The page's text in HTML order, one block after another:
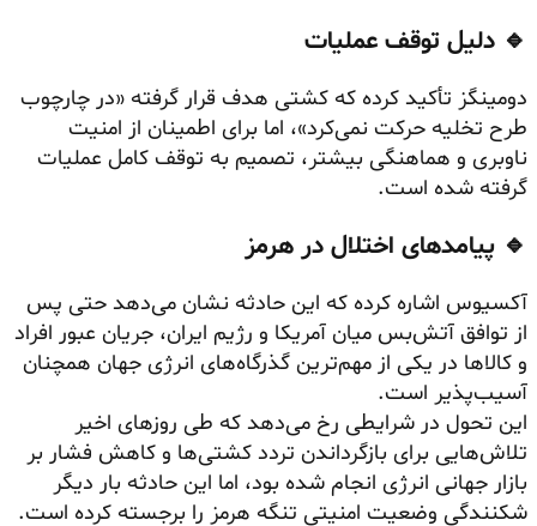
🔹 دلیل توقف عملیات
دومینگز تأکید کرده که کشتی هدف قرار گرفته «در چارچوب
طرح تخلیه حرکت نمی‌کرد»، اما برای اطمینان از امنیت
ناوبری و هماهنگی بیشتر، تصمیم به توقف کامل عملیات
گرفته شده است.
🔹 پیامدهای اختلال در هرمز
آکسیوس اشاره کرده که این حادثه نشان می‌دهد حتی پس
از توافق آتش‌بس میان آمریکا و رژیم ایران، جریان عبور افراد
و کالاها در یکی از مهم‌ترین گذرگاه‌های انرژی جهان همچنان
آسیب‌پذیر است.
این تحول در شرایطی رخ می‌دهد که طی روزهای اخیر
تلاش‌هایی برای بازگرداندن تردد کشتی‌ها و کاهش فشار بر
بازار جهانی انرژی انجام شده بود، اما این حادثه بار دیگر
شکنندگی وضعیت امنیتی تنگه هرمز را برجسته کرده است.